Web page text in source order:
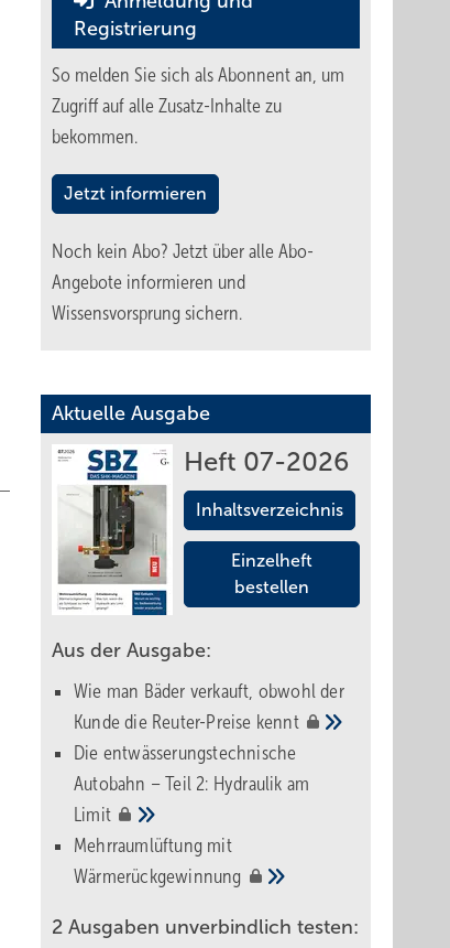
Registrierung
So melden Sie sich als Abonnent an, um
Zugriff auf alle Zusatz-Inhalte zu
bekommen.
Jetzt informieren
Noch kein Abo? Jetzt über alle Abo-
Angebote informieren und
Wissensvorsprung sichern.
Aktuelle Ausgabe
Heft 07-2026
Inhaltsverzeichnis
Einzelheft
bestellen
Aus der Ausgabe:
Wie man Bäder verkauft, obwohl der
Kunde die Reuter-Preise kennt
Die entwässerungstechnische
Autobahn – Teil 2: Hydraulik am
Limit
Mehrraumlüftung mit
Wärmerückgewinnung
2 Ausgaben unverbindlich testen: